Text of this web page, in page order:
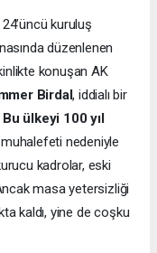
kuruluş
düzenlenen
konuşan AK
Birdal, iddialı bir
Bu ülkeyi 100 yıl
nedeniyle
kadrolar, eski
masa yetersizliği
kaldı, yine de coşku